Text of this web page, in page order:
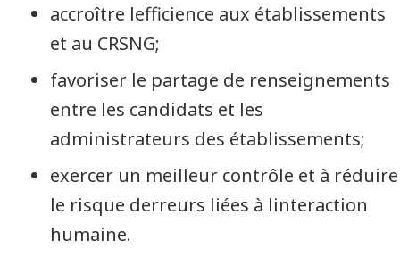
accroître lefficience aux établissements
et au CRSNG;
favoriser le partage de renseignements
entre les candidats et les
administrateurs des établissements;
exercer un meilleur contrôle et à réduire
le risque derreurs liées à linteraction
humaine.